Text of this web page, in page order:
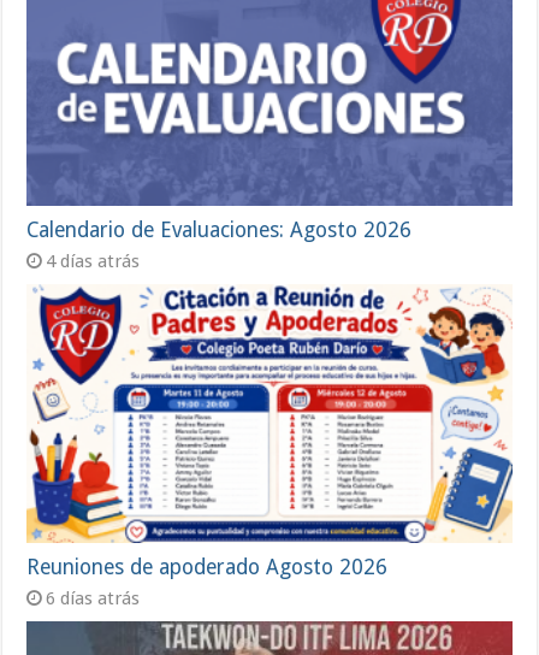
Calendario de Evaluaciones: Agosto 2026
4 días atrás
Reuniones de apoderado Agosto 2026
6 días atrás